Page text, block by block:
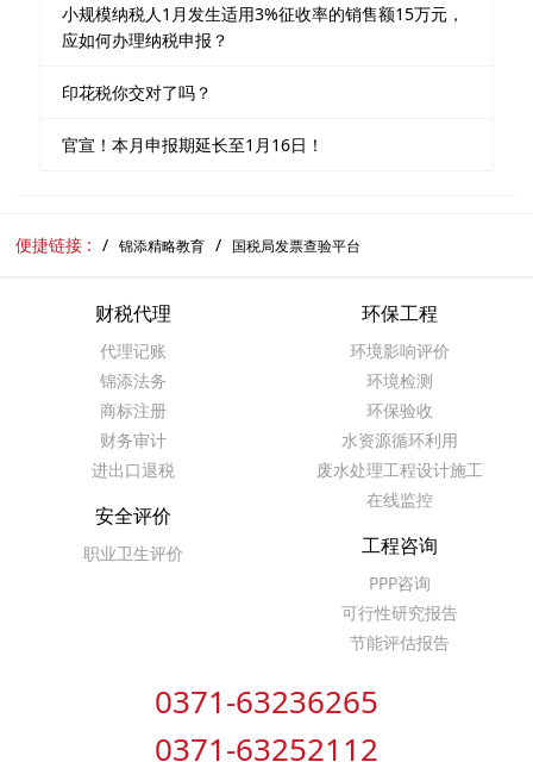
小规模纳税人1月发生适用3%征收率的销售额15万元，
应如何办理纳税申报？
印花税你交对了吗？
官宣！本月申报期延长至1月16日！
便捷链接 : 锦添精略教育 国税局发票查验平台
财税代理
代理记账
锦添法务
商标注册
财务审计
进出口退税
环保工程
环境影响评价
环境检测
环保验收
水资源循环利用
废水处理工程设计施工
在线监控
安全评价
职业卫生评价 工程咨询
PPP咨询
可行性研究报告
节能评估报告
0371-63236265
0371-63252112